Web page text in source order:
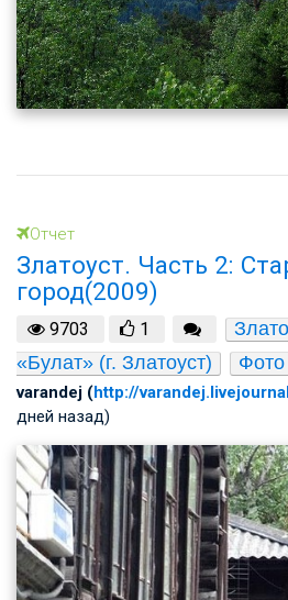
Отчет
Златоуст. Часть 2:
город(2009)
9703 1
«Булат» (г. Златоуст)
Фото
varandej (http://
дней назад)